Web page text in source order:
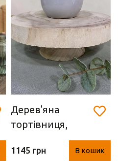
Дерев'яна
тортівниця,
фруктівниця
1145 грн В кошик